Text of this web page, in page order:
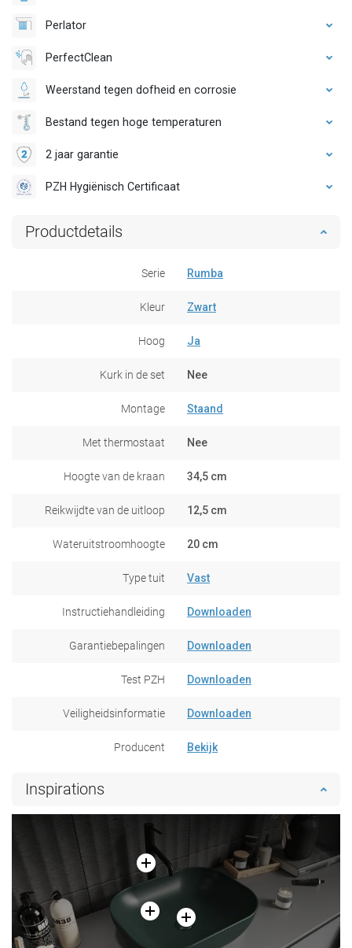
Perlator
PerfectClean
Weerstand tegen dofheid en corrosie
Bestand tegen hoge temperaturen
2 jaar garantie
PZH Hygiënisch Certificaat
Productdetails
Serie Rumba
Kleur Zwart
Hoog Ja
Kurk in de set Nee
Montage Staand
Met thermostaat Nee
Hoogte van de kraan 34,5 cm
Reikwijdte van de uitloop 12,5 cm
Wateruitstroomhoogte 20 cm
Type tuit Vast
Instructiehandleiding Downloaden
Garantiebepalingen Downloaden
Test PZH Downloaden
Veiligheidsinformatie Downloaden
Producent Bekijk
Inspirations